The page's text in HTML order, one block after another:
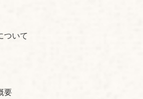
ついて
要